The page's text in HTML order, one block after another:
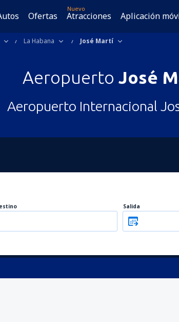
Ofertas
Nuevo
Atracciones Aplicación
La Habana José Martí
Aeropuerto José
Aeropuerto Internacional
Salida